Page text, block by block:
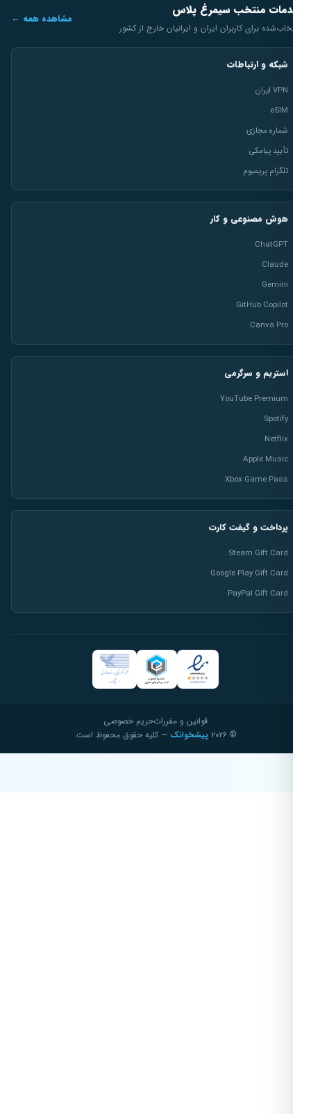
منتخب سیمرغ پلاس
برای کاربران ایران و ایرانیان خارج از کشور
مشاهده همه ←
شبکه و ارتباطات
شماره مجازی
تأیید پیامکی
تلگرام پریمیوم
هوش مصنوعی و کار
ChatGPT
Claude
Gemini
GitHub Copilot
Canva Pro
استریم و سرگرمی
YouTube Premium
Spotify
Netflix
Apple Music
Xbox Game Pass
پرداخت و گیفت کارت
Steam Gift Card
Google Play Gift Card
PayPal Gift Card
قوانین و مقرراتحریم خصوصی
پیشخوانک— کلیه حقوق محفوظ است.